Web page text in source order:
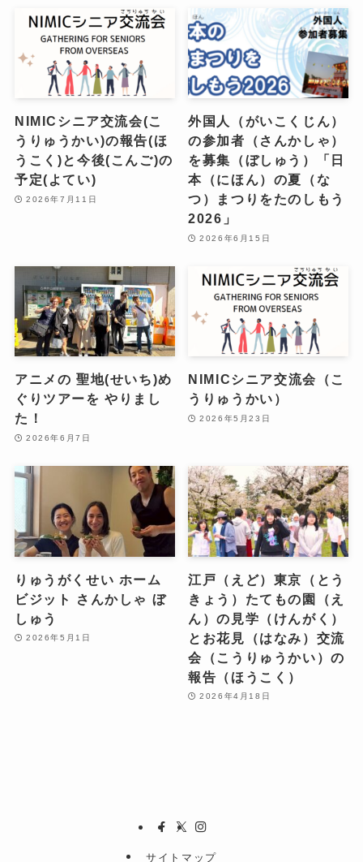
NIMICシニア交流会(こ
うりゅうかい)の報告(ほ
うこく)と今後(こんご)の
予定(よてい)
2026年7月11日
外国人（がいこくじん）
の参加者（さんかしゃ）
を募集（ぼしゅう）「日
本（にほん）の夏（な
つ）まつりをたのしもう
2026」
2026年6月15日
アニメの 聖地(せいち)め
ぐりツアーを やりまし
た！
2026年6月7日
NIMICシニア交流会（こ
うりゅうかい）
2026年5月23日
りゅうがくせい ホーム
ビジット さんかしゃ ぼ
しゅう
2026年5月1日
江戸（えど）東京（とう
きょう）たてもの園（え
ん）の見学（けんがく）
とお花見（はなみ）交流
会（こうりゅうかい）の
報告（ほうこく）
2026年4月18日
サイトマップ